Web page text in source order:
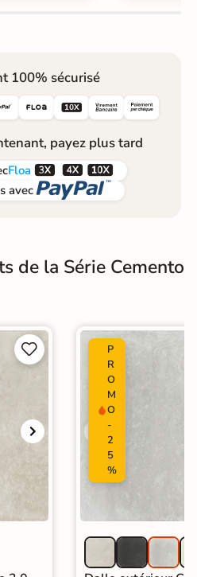
100% sécurisé
 
payez plus tard
Floa  
avec 
de la Série Cemento


P
R
O
M
O
-
2
5
%